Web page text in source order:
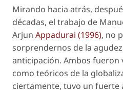
Mirando hacia atrás,
décadas, el trabajo de
Arjun Appadurai (1996), no
sorprendernos de la
anticipación. Ambos fueron
como teóricos de la
ciertamente, tuvo un fuerte